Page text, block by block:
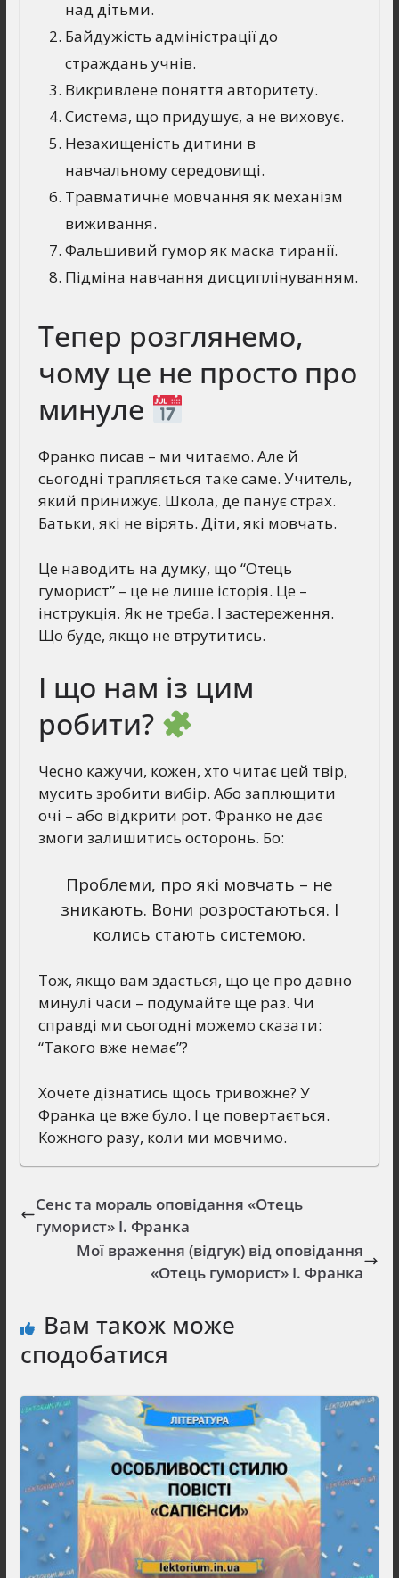
над дітьми.
Байдужість адміністрації до
страждань учнів.
Викривлене поняття авторитету.
Система, що придушує, а не виховує.
Незахищеність дитини в
навчальному середовищі.
Травматичне мовчання як механізм
виживання.
Фальшивий гумор як маска тиранії.
Підміна навчання дисциплінуванням.
Тепер розглянемо,
чому це не просто про
минуле
Франко писав – ми читаємо. Але й
сьогодні трапляється таке саме. Учитель,
який принижує. Школа, де панує страх.
Батьки, які не вірять. Діти, які мовчать.
Це наводить на думку, що “Отець
гуморист” – це не лише історія. Це –
інструкція. Як не треба. І застереження.
Що буде, якщо не втрутитись.
І що нам із цим
робити?
Чесно кажучи, кожен, хто читає цей твір,
мусить зробити вибір. Або заплющити
очі – або відкрити рот. Франко не дає
змоги залишитись осторонь. Бо:
Проблеми, про які мовчать – не
зникають. Вони розростаються. І
колись стають системою.
Тож, якщо вам здається, що це про давно
минулі часи – подумайте ще раз. Чи
справді ми сьогодні можемо сказати:
“Такого вже немає”?
Хочете дізнатись щось тривожне? У
Франка це вже було. І це повертається.
Кожного разу, коли ми мовчимо.
Сенс та мораль оповідання «Отець
гуморист» І. Франка
Мої враження (відгук) від оповідання
«Отець гуморист» І. Франка
Вам також може
сподобатися